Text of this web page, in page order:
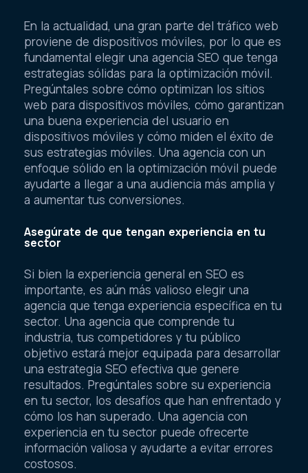
En la actualidad, una gran parte del tráfico web
proviene de dispositivos móviles, por lo que es
fundamental elegir una agencia SEO que tenga
estrategias sólidas para la optimización móvil.
Pregúntales sobre cómo optimizan los sitios
web para dispositivos móviles, cómo garantizan
una buena experiencia del usuario en
dispositivos móviles y cómo miden el éxito de
sus estrategias móviles. Una agencia con un
enfoque sólido en la optimización móvil puede
ayudarte a llegar a una audiencia más amplia y
a aumentar tus conversiones.
Asegúrate de que tengan experiencia en tu
sector
Si bien la experiencia general en SEO es
importante, es aún más valioso elegir una
agencia que tenga experiencia específica en tu
sector. Una agencia que comprende tu
industria, tus competidores y tu público
objetivo estará mejor equipada para desarrollar
una estrategia SEO efectiva que genere
resultados. Pregúntales sobre su experiencia
en tu sector, los desafíos que han enfrentado y
cómo los han superado. Una agencia con
experiencia en tu sector puede ofrecerte
información valiosa y ayudarte a evitar errores
costosos.